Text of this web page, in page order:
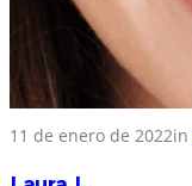
11 de enero de 2022in